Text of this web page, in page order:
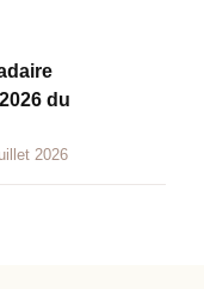
du
2026